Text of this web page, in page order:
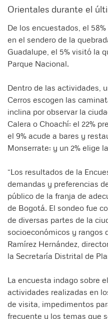
Orientales durante el
De los encuestados, el
en el sendero de la
Guadalupe, el 5% visitó la
Parque Nacional.
Dentro de las actividades,
Cerros escogen las
inclina por observar la
Calera o Choachí; el 22%
el 9% acude a bares y
Monserrate; y un 2% elige
“Los resultados de la
demandas y preferencias
público de la franja de
de Bogotá. El sondeo fue
de diversas partes de la
socioeconómicos y rangos
Ramírez Hernández,
la Secretaría Distrital de
La encuesta indago sobre
actividades realizadas en
de visita, impedimentos
frecuente y los temas que